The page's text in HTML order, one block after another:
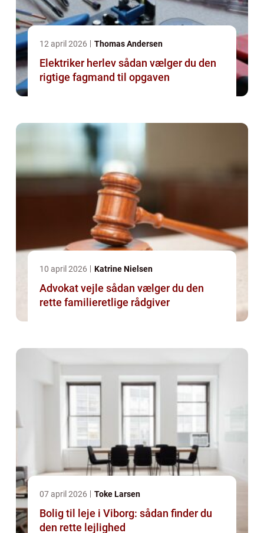
12 april 2026 Thomas Andersen
Elektriker herlev sådan vælger du den
rigtige fagmand til opgaven
10 april 2026 Katrine Nielsen
Advokat vejle sådan vælger du den
rette familieretlige rådgiver
07 april 2026 Toke Larsen
Bolig til leje i Viborg: sådan finder du
den rette lejlighed